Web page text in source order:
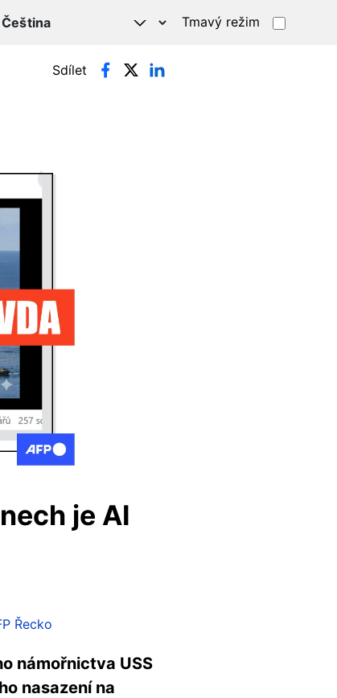
Tmavý režim
Sdílet
je AI
Řecko
námořnictva USS
nasazení na